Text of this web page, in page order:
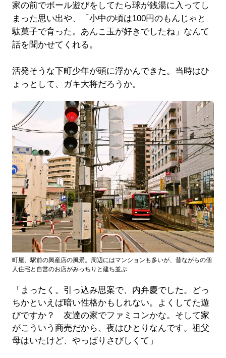
家の前でボール遊びをしてたら球が銭湯に入ってし
まった思い出や、「小中の頃は100円のもんじゃと
駄菓子で育った。あんこ玉が好きでしたね」なんて
話を聞かせてくれる。
活発そうな下町少年が頭に浮かんできた。当時はひ
ょっとして、ガキ大将だろうか。
町屋、駅前の興産店の風景。周辺にはマンションも多いが、昔ながらの個
人住宅と自営のお店がみっちりと建ち並ぶ
「まったく。引っ込み思案で、内弁慶でした。どっ
ちかといえば暗い性格かもしれない。よくしてた遊
びですか？ 友達の家でファミコンかな。そして家
がこういう商売だから、夜はひとりなんです。祖父
母はいたけど、やっぱりさびしくて」